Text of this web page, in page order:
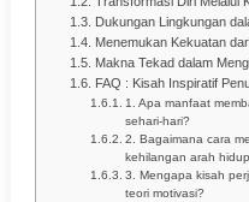
Dukungan Lingkungan
Menemukan Kekuatan
Makna Tekad dalam
FAQ : Kisah Inspiratif
1. Apa manfaat
sehari-hari?
2. Bagaimana cara
kehilangan arah
3. Mengapa kisah
teori motivasi?